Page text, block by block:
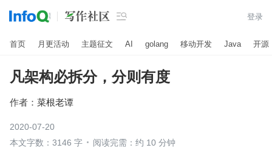
 登录
首页 月更活动 主题征文 AI golang 移动开发 Java 开源
凡架构必拆分，分则有度
作者： 菜根老谭
2020-07-20
本文字数：3146 字
阅读完需：约 10 分钟